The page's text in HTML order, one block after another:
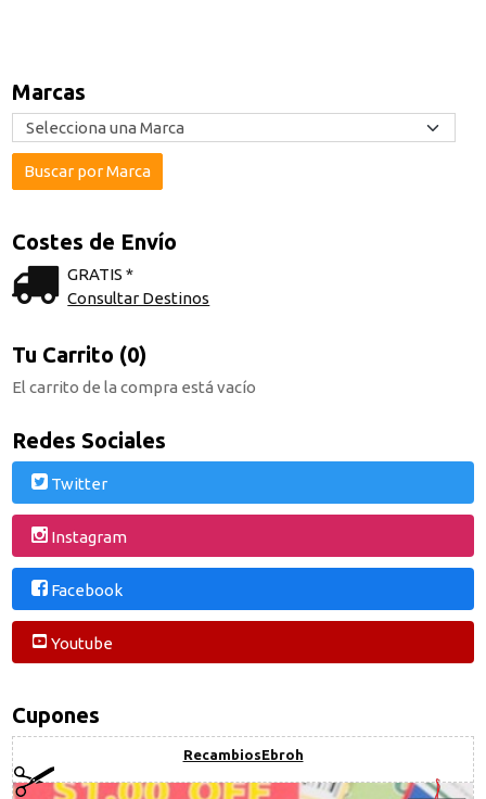
Marcas
Costes de Envío
GRATIS *
Consultar Destinos
Tu Carrito (0)
El carrito de la compra está vacío
Redes Sociales
Twitter
Instagram
Facebook
Youtube
Cupones
RecambiosEbroh